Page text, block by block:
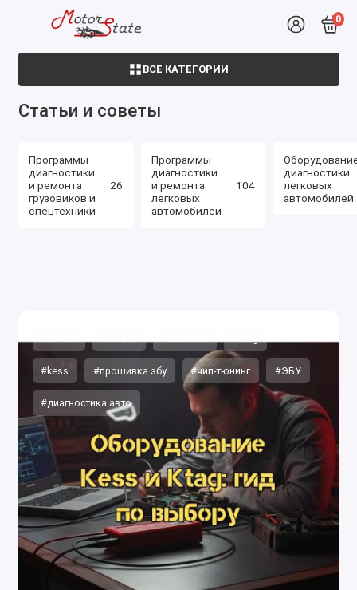
0
ВСЕ КАТЕГОРИИ
Статьи и советы
Программы
диагностики
и ремонта
грузовиков и
спецтехники
26
Программы
диагностики
и ремонта
легковых
автомобилей
104
диагностики
легковых
автомобилей
#kess #прошивка эбу #чип-тюнинг #ЭБУ
#диагностика авто